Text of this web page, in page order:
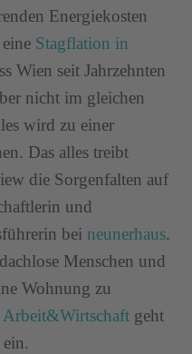
Energiekosten
Stagflation in
Wien seit Jahrzehnten
nicht im gleichen
wird zu einer
Das alles treibt
die Sorgenfalten auf
und
bei neunerhaus.
Menschen und
Wohnung zu
Arbeit&Wirtschaft geht